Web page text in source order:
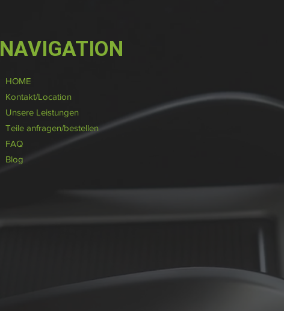
NAVIGATION
HOME
Kontakt/Location
Unsere Leistungen
Teile anfragen/bestellen
FAQ
Blog